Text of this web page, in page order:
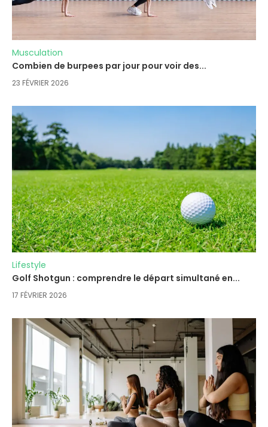
Musculation
Combien de burpees par jour pour voir des...
23 FÉVRIER 2026
Lifestyle
Golf Shotgun : comprendre le départ simultané en...
17 FÉVRIER 2026